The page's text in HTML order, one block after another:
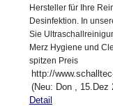
Hersteller für Ihre
Desinfektion. In
Sie
Merz Hygiene und
spitzen Preis
http://
(Neu: Don , 15.Dez
Detail